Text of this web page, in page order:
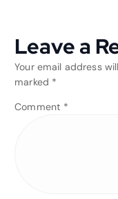
Leave a
Your email address
marked *
Comment *